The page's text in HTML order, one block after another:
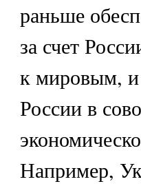
раньше
за счет
к мировым,
России в
Например,